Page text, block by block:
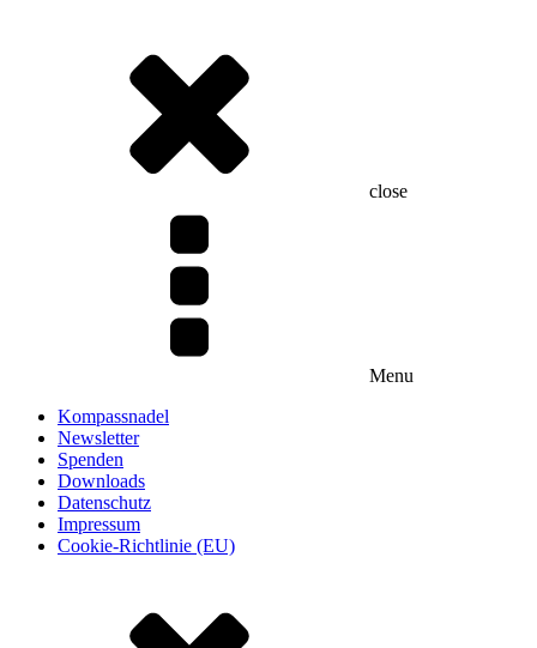
close
Menu
Kompassnadel
Newsletter
Spenden
Downloads
Datenschutz
Impressum
Cookie-Richtlinie (EU)